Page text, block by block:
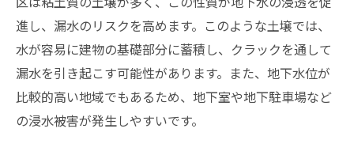
長期的なメンテナンス計画の重要性
クラック補修の基本技術とその重要性
クラック補修に必要なツールと材料
さまざまなクラック補修方法の比較
補修を行うタイミングの見極め方
進し、漏水のリスクを高めます。このような土壌では、
水が容易に建物の基礎部分に蓄積し、クラックを通して
漏水を引き起こす可能性があります。また、地下水位が
比較的高い地域でもあるため、地下室や地下駐車場など
の浸水被害が発生しやすいです。